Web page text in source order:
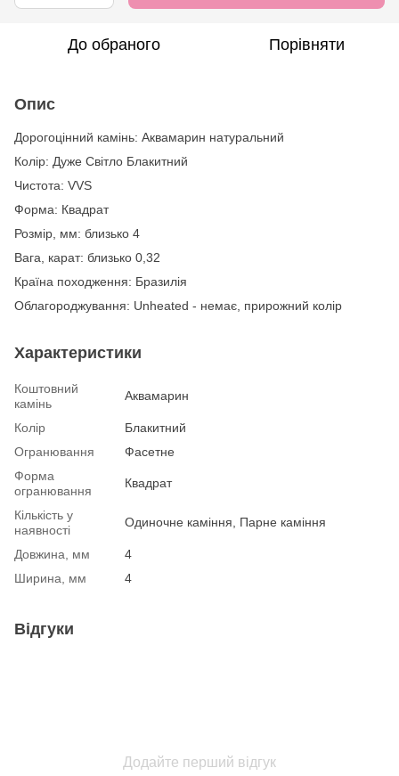
До обраного Порівняти
Опис
Дорогоцінний камінь: Аквамарин натуральний
Колір: Дуже Світло Блакитний
Чистота: VVS
Форма: Квадрат
Розмір, мм: близько 4
Вага, карат: близько 0,32
Країна походження: Бразилія
Облагороджування: Unheated - немає, прирожний колір
Характеристики
Коштовний
камінь
Аквамарин
Колір
Блакитний
Огранювання
Фасетне
Форма
огранювання
Квадрат
Кількість у
наявності
Одиночне каміння, Парне каміння
Довжина, мм
4
Ширина, мм
4
Відгуки
Додайте перший відгук